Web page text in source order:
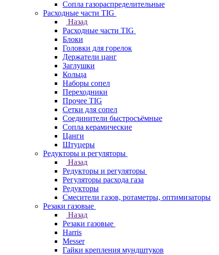
Сопла газораспределительные
Расходные части TIG
Назад
Расходные части TIG
Блоки
Головки для горелок
Держатели цанг
Заглушки
Кольца
Наборы сопел
Переходники
Прочее TIG
Сетки для сопел
Соединители быстросъёмные
Сопла керамические
Цанги
Штуцеры
Редукторы и регуляторы
Назад
Редукторы и регуляторы
Регуляторы расхода газа
Редукторы
Смесители газов, ротаметры, оптимизаторы
Резаки газовые
Назад
Резаки газовые
Harris
Messer
Гайки крепления мундштуков